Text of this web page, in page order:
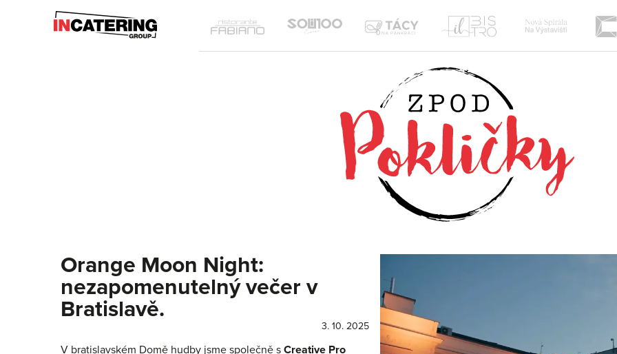
Catering
Ristorante
Sou100
Pankráci
Bistro
Nová
Spirála
Orange Moon Night:
nezapomenutelný večer v
Bratislavě.
3. 10. 2025
V bratislavském Domě hudby jsme společně s Creative Pro